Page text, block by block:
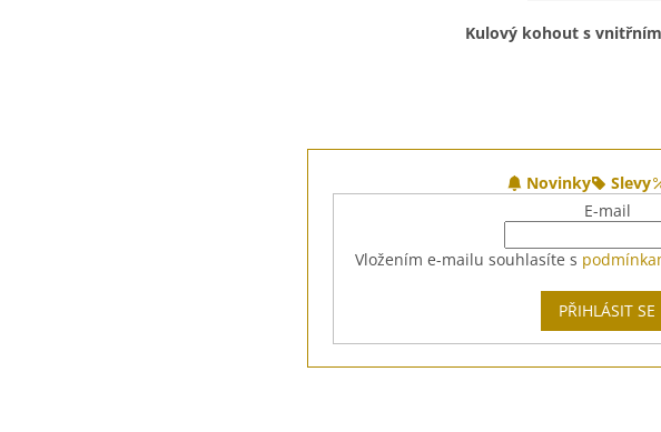
Kulový kohout s
Novinky Slevy
E-mail
Vložením e-mailu souhlasíte s
PŘIHLÁSIT SE